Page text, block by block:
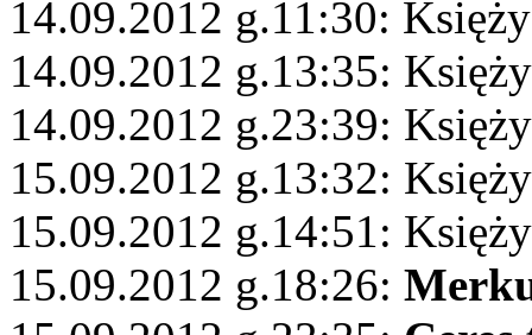
14.09.2012 g.11:30:
14.09.2012 g.13:35:
14.09.2012 g.23:39:
15.09.2012 g.13:32:
15.09.2012 g.14:51:
15.09.2012 g.18:26: